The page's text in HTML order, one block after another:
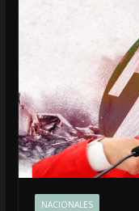
NACIONALES